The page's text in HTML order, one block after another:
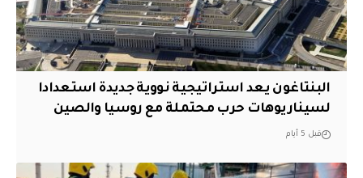
البنتاغون يعد استراتيجية نووية جديدة استعدادا
لسيناريوهات حرب محتملة مع روسيا والصين
قبل 5 أيام